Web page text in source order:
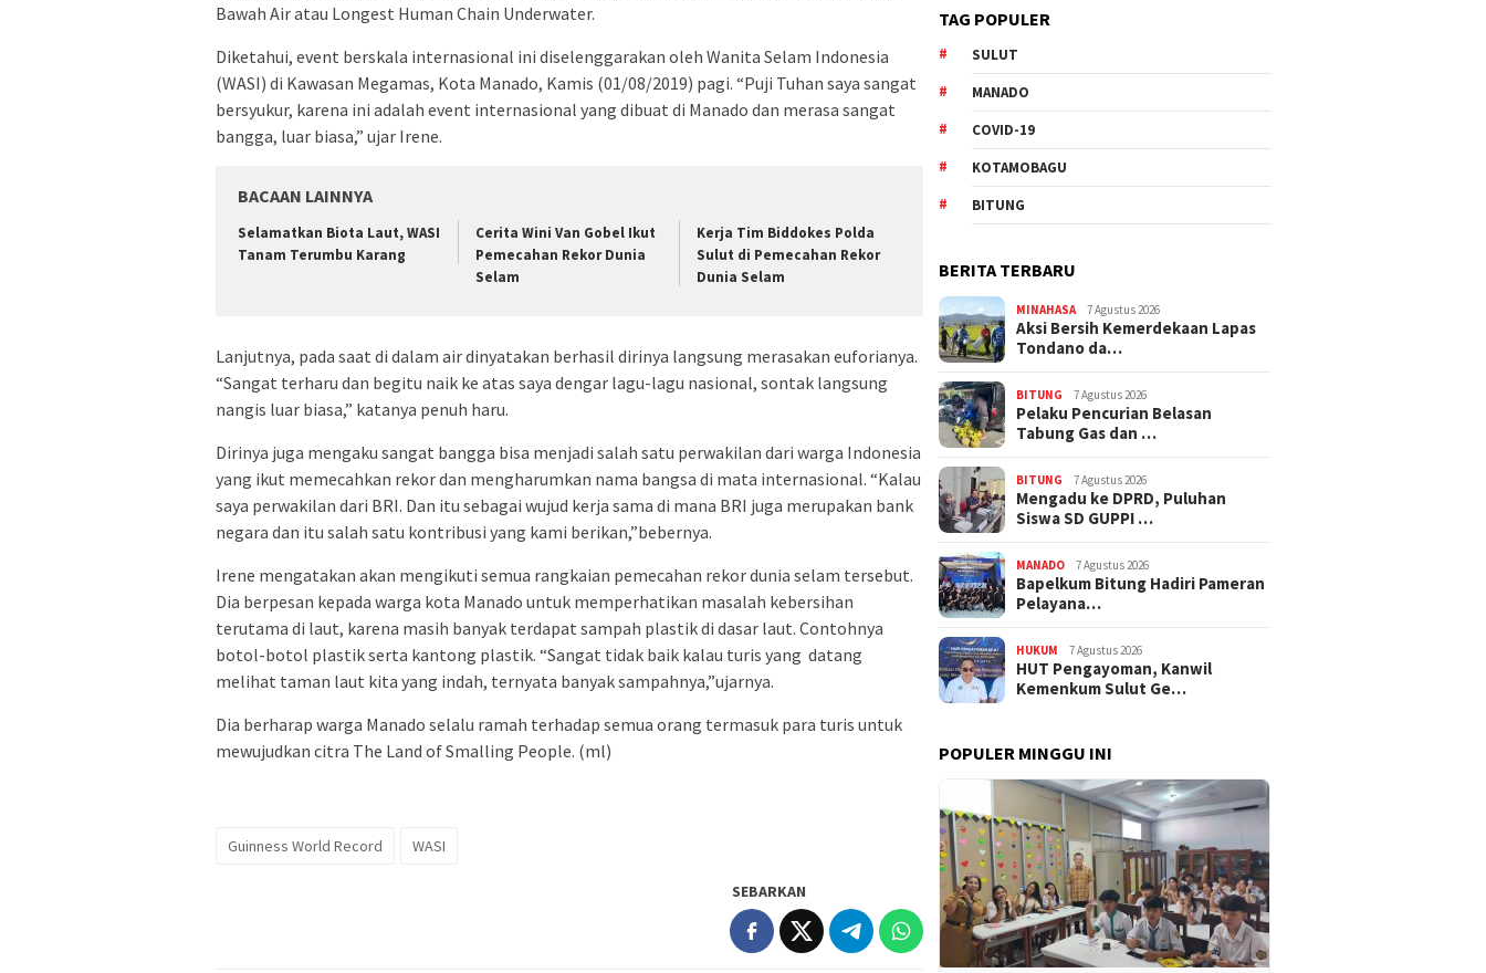
Bawah Air atau Longest Human Chain Underwater.
Diketahui, event berskala internasional ini diselenggarakan oleh Wanita Selam Indonesia
(WASI) di Kawasan Megamas, Kota Manado, Kamis (01/08/2019) pagi. “Puji Tuhan saya sangat
bersyukur, karena ini adalah event internasional yang dibuat di Manado dan merasa sangat
bangga, luar biasa,” ujar Irene.
BACAAN LAINNYA
Selamatkan Biota Laut, WASI
Tanam Terumbu Karang
Cerita Wini Van Gobel Ikut
Pemecahan Rekor Dunia
Selam
Kerja Tim Biddokes Polda
Sulut di Pemecahan Rekor
Dunia Selam
Lanjutnya, pada saat di dalam air dinyatakan berhasil dirinya langsung merasakan euforianya.
“Sangat terharu dan begitu naik ke atas saya dengar lagu-lagu nasional, sontak langsung
nangis luar biasa,” katanya penuh haru.
Dirinya juga mengaku sangat bangga bisa menjadi salah satu perwakilan dari warga Indonesia
yang ikut memecahkan rekor dan mengharumkan nama bangsa di mata internasional. “Kalau
saya perwakilan dari BRI. Dan itu sebagai wujud kerja sama di mana BRI juga merupakan bank
negara dan itu salah satu kontribusi yang kami berikan,”bebernya.
Irene mengatakan akan mengikuti semua rangkaian pemecahan rekor dunia selam tersebut.
Dia berpesan kepada warga kota Manado untuk memperhatikan masalah kebersihan
terutama di laut, karena masih banyak terdapat sampah plastik di dasar laut. Contohnya
botol-botol plastik serta kantong plastik. “Sangat tidak baik kalau turis yang datang
melihat taman laut kita yang indah, ternyata banyak sampahnya,”ujarnya.
Dia berharap warga Manado selalu ramah terhadap semua orang termasuk para turis untuk
mewujudkan citra The Land of Smalling People. (ml)
Guinness World Record WASI
SEBARKAN
TAG POPULER
SULUT
MANADO
COVID-19
KOTAMOBAGU
BITUNG
BERITA TERBARU
MINAHASA 7 Agustus 2026
Aksi Bersih Kemerdekaan Lapas
Tondano da…
BITUNG 7 Agustus 2026
Pelaku Pencurian Belasan
Tabung Gas dan …
BITUNG 7 Agustus 2026
Mengadu ke DPRD, Puluhan
Siswa SD GUPPI …
MANADO 7 Agustus 2026
‎Bapelkum Bitung Hadiri Pameran
Pelayana…
HUKUM 7 Agustus 2026
HUT Pengayoman, Kanwil
Kemenkum Sulut Ge…
POPULER MINGGU INI